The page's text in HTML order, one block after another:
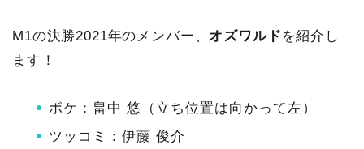
M1の決勝2021年のメンバー、 オズワルド を紹介し
ます！
ボケ：畠中 悠（立ち位置は向かって左）
ツッコミ：伊藤 俊介